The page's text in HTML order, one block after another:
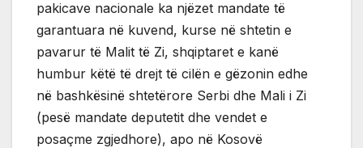
pakicave nacionale ka njëzet mandate të
garantuara në kuvend, kurse në shtetin e
pavarur të Malit të Zi, shqiptaret e kanë
humbur këtë të drejt të cilën e gëzonin edhe
në bashkësinë shtetërore Serbi dhe Mali i Zi
(pesë mandate deputetit dhe vendet e
posaçme zgjedhore), apo në Kosovë